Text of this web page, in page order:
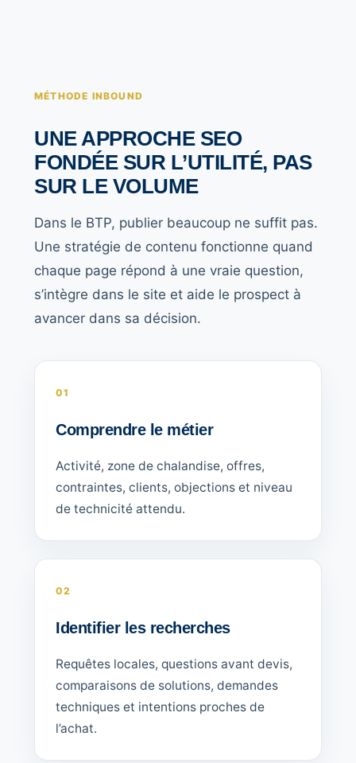
MÉTHODE INBOUND
UNE APPROCHE SEO
FONDÉE SUR L’UTILITÉ, PAS
SUR LE VOLUME
Dans le BTP, publier beaucoup ne suffit pas.
Une stratégie de contenu fonctionne quand
chaque page répond à une vraie question,
s’intègre dans le site et aide le prospect à
avancer dans sa décision.
01
Comprendre le métier
Activité, zone de chalandise, offres,
contraintes, clients, objections et niveau
de technicité attendu.
02
Identifier les recherches
Requêtes locales, questions avant devis,
comparaisons de solutions, demandes
techniques et intentions proches de
l’achat.